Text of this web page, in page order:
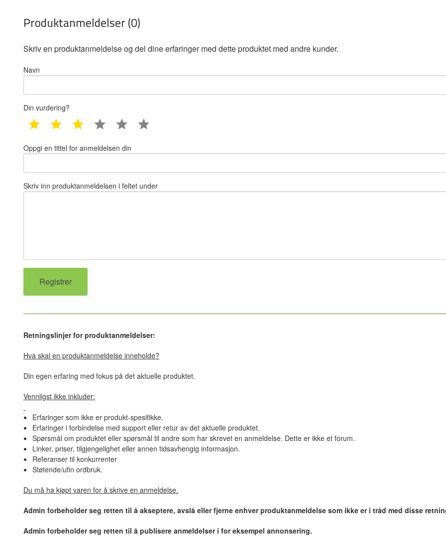
Produktanmeldelser (0)
Skriv en produktanmeldelse og del dine erfaringer med dette produktet med andre kunder.
Navn
Din vurdering?
1 star 2 star 3 star 4 star 5 star
Oppgi en tittel for anmeldelsen din
Skriv inn produktanmeldelsen i feltet under
Retningslinjer for produktanmeldelser:
Hva skal en produktanmeldelse inneholde?
Din egen erfaring med fokus på det aktuelle produktet.
Vennligst ikke inkluder:
Erfaringer som ikke er produkt-spesifikke.
Erfaringer i forbindelse med support eller retur av det aktuelle produktet.
Spørsmål om produktet eller spørsmål til andre som har skrevet en anmeldelse. Dette er ikke et forum.
Linker, priser, tilgjengelighet eller annen tidsavhengig informasjon.
Referanser til konkurrenter
Støtende/ufin ordbruk.
Du må ha kjøpt varen for å skrive en anmeldelse.
Admin forbeholder seg retten til å akseptere, avslå eller fjerne enhver produktanmeldelse som ikke er i tråd med disse
Admin forbeholder seg retten til å publisere anmeldelser i for eksempel annonsering.